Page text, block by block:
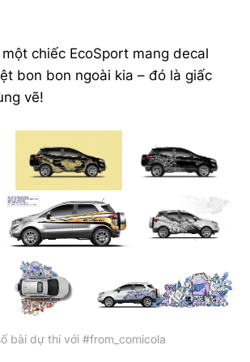
chiếc EcoSport mang decal
bon bon ngoài kia – đó là giấc
vẽ!
bài dự thi với #from_comicola